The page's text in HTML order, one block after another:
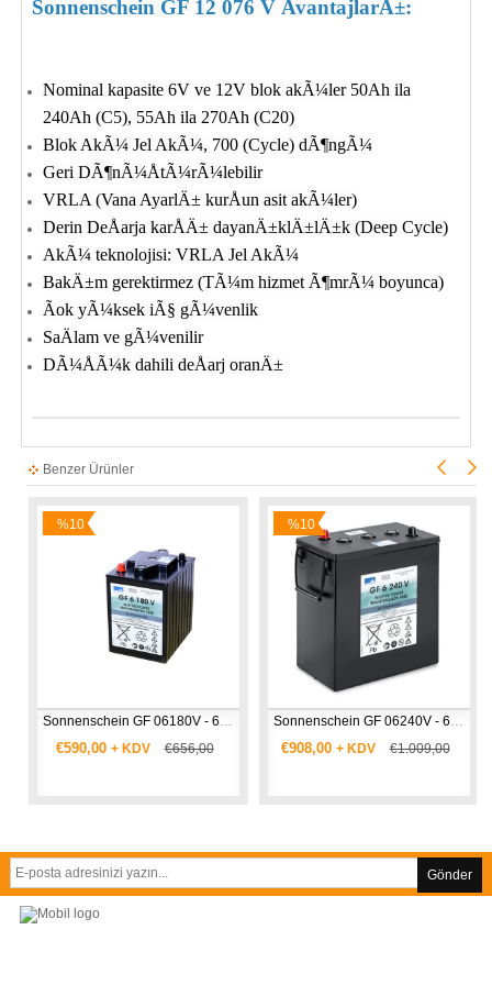
Sonnenschein GF 12 076 V AvantajlarÄ±:
Nominal kapasite 6V ve 12V blok akÃ¼ler 50Ah ila
240Ah (C5), 55Ah ila 270Ah (C20)
Blok AkÃ¼ Jel AkÃ¼, 700 (Cycle) dÃ¶ngÃ¼
Geri DÃ¶nÃ¼ÅtÃ¼rÃ¼lebilir
VRLA (Vana AyarlÄ± kurÅun asit akÃ¼ler)
Derin DeÅarja karÅÄ± dayanÄ±klÄ±lÄ±k (Deep Cycle)
AkÃ¼ teknolojisi: VRLA Jel AkÃ¼
BakÄ±m gerektirmez (TÃ¼m hizmet Ã¶mrÃ¼ boyunca)
Ãok yÃ¼ksek iÃ§ gÃ¼venlik
SaÄlam ve gÃ¼venilir
DÃ¼ÅÃ¼k dahili deÅarj oranÄ±
Benzer Ürünler
Sonnenschein GF 06180V - 6V 180 Ah Akü
€590,00 + KDV €656,00
%10
Sonnenschein GF 06240V - 6V 240 Ah Akü
€908,00 + KDV €1.009,00
%10
İndirim
Gönder